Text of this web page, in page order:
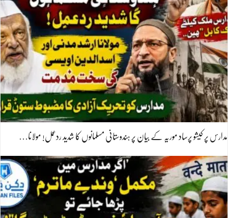
مدارس پر کیشو پرساد موریہ کے بیان پر ہندوستانی مسلمانوں کا شدید ردعمل! مولانا…